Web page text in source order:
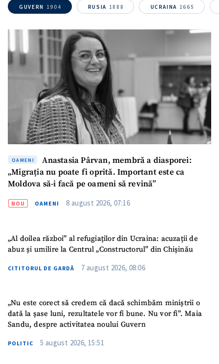
SUSȚINE
GUVERN 1904 RUSIA 1888 UCRAINA 1665
OAMENI
Anastasia Pârvan, membră a diasporei:
„Migrația nu poate fi oprită. Important este ca
Moldova să-i facă pe oameni să revină”
NOU OAMENI 8 august 2026, 07:16
„Al doilea război” al refugiaților din Ucraina: acuzații de
abuz și umilire la Centrul „Constructorul” din Chișinău
CITITORUL DE GARDĂ 7 august 2026, 08:06
„Nu este corect să credem că dacă schimbăm miniștrii o
dată la șase luni, rezultatele vor fi bune. Nu vor fi”. Maia
Sandu, despre activitatea noului Guvern
POLITIC 5 august 2026, 15:51